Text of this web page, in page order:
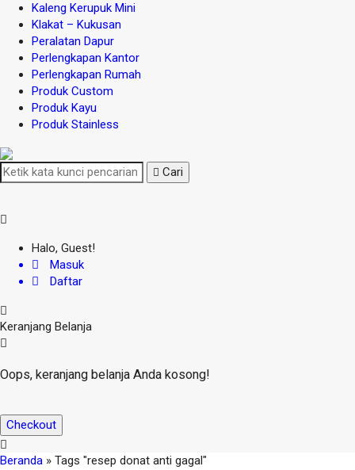
Kaleng Kerupuk Mini
Klakat – Kukusan
Peralatan Dapur
Perlengkapan Kantor
Perlengkapan Rumah
Produk Custom
Produk Kayu
Produk Stainless
Cari
Halo, Guest!
Masuk
Daftar
Keranjang Belanja
Oops, keranjang belanja Anda kosong!
Checkout
Beranda » Tags "resep donat anti gagal"